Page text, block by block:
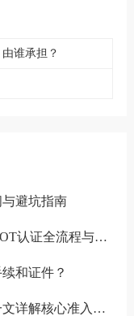
谁承担？
与避坑指南
程与合规要点详解
和证件？
解核心准入要求